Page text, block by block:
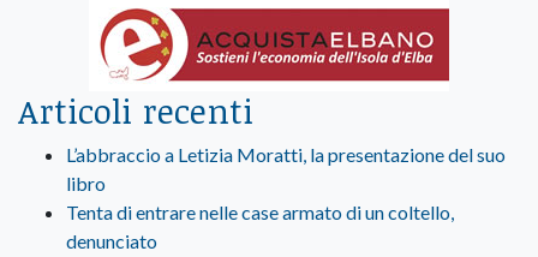
Articoli recenti
L’abbraccio a Letizia Moratti, la presentazione del suo
libro
Tenta di entrare nelle case armato di un coltello,
denunciato